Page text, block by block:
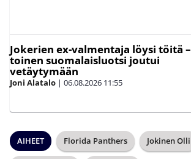
Jokerien ex-valmentaja löysi töitä –
toinen suomalaisluotsi joutui
vetäytymään
Joni Alatalo | 06.08.2026 11:55
AIHEET Florida Panthers Jokinen Olli